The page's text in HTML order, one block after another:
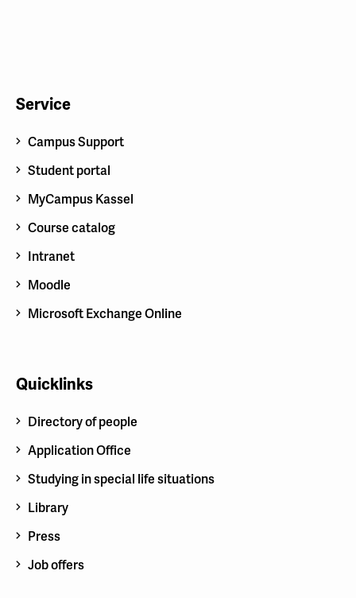
Service
Campus Support
Student portal
MyCampus Kassel
Course catalog
Intranet
Moodle
Microsoft Exchange Online
Quicklinks
Directory of people
Application Office
Studying in special life situations
Library
Press
Job offers